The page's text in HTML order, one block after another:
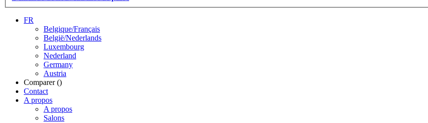
FR
Belgique/Français
België/Nederlands
Luxembourg
Nederland
Germany
Austria
Comparer ()
Contact
A propos
A propos
Salons